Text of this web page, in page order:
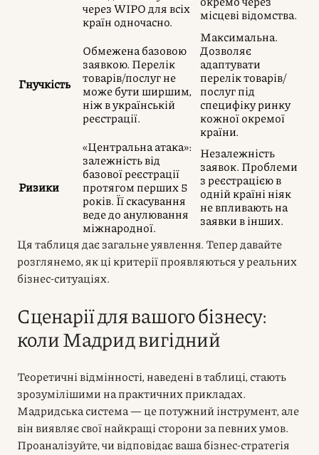
через WIPO для всіх
країн одночасно.
місцеві відомства.
Гнучкість
Обмежена базовою
заявкою. Перелік
товарів/послуг не
може бути ширшим,
ніж в українській
реєстрації.
Максимальна.
Дозволяє
адаптувати
перелік товарів/
послуг під
специфіку ринку
кожної окремої
країни.
Ризики
«Центральна атака»:
залежність від
базової реєстрації
протягом перших 5
років. Її скасування
веде до анулювання
міжнародної.
Незалежність
заявок. Проблеми
з реєстрацією в
одній країні ніяк
не впливають на
заявки в інших.
Ця таблиця дає загальне уявлення. Тепер давайте
розглянемо, як ці критерії проявляються у реальних
бізнес-ситуаціях.
Сценарії для вашого бізнесу:
коли Мадрид вигідний
Теоретичні відмінності, наведені в таблиці, стають
зрозумілішими на практичних прикладах.
Мадридська система — це потужний інструмент, але
він виявляє свої найкращі сторони за певних умов.
Проаналізуйте, чи відповідає ваша бізнес-стратегія